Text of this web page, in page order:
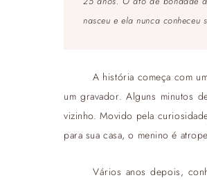
nasceu e ela nunca conheceu
A história começa com
um gravador. Alguns minutos
vizinho. Movido pela
para sua casa, o menino é
Vários anos depois,